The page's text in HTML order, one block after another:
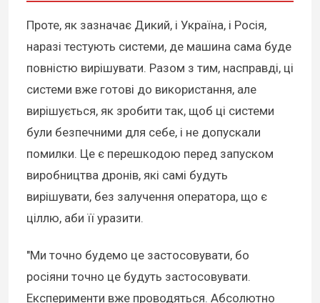
Проте, як зазначає Дикий, і Україна, і Росія,
наразі тестують системи, де машина сама буде
повністю вирішувати. Разом з тим, насправді, ці
системи вже готові до використання, але
вирішується, як зробити так, щоб ці системи
були безпечними для себе, і не допускали
помилки. Це є перешкодою перед запуском
виробництва дронів, які самі будуть
вирішувати, без залучення оператора, що є
ціллю, аби її уразити.
"Ми точно будемо це застосовувати, бо
росіяни точно це будуть застосовувати.
Експерименти вже проводяться. Абсолютно